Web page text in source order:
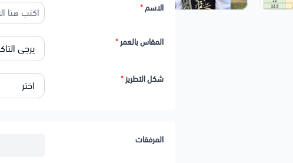
الاسم*
المقاس بالعمر*
شكل التطريز*
المرفقات